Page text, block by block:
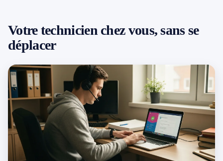
Gros-de-Vaud
Broye
Jura & Plateau 4
Hors zone 2
→ Toutes les zones d'intervention (21 villes)
Votre technicien chez vous, sans se
déplacer